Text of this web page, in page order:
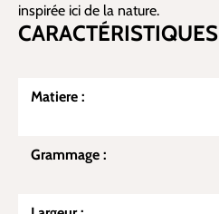
inspirée ici de la nature.
CARACTÉRISTIQUES
Matiere :
Grammage :